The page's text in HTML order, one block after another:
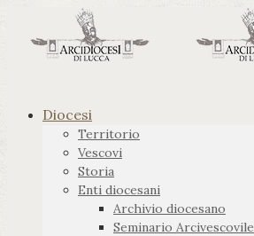
Diocesi
Territorio
Vescovi
Storia
Enti diocesani
Archivio diocesano
Seminario Arcivescovile